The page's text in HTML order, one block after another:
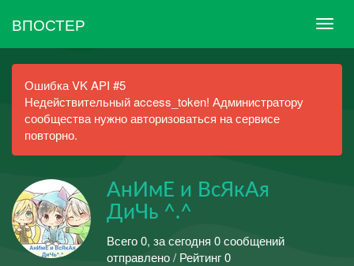
ВПОСТЕР
Ошибка VK API #5
Недействительный access_token! Администратору
сообщества нужно авторизоваться на сервисе
повторно.
АнИмЕ и ВсЯкАя
ДиЧь ^.^
Всего 0, за сегодня 0 сообщений
отправлено / Рейтинг 0